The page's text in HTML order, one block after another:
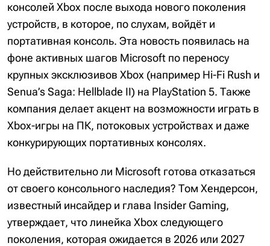
консолей Xbox после выхода нового поколения
устройств, в которое, по слухам, войдёт и
портативная консоль. Эта новость появилась на
фоне активных шагов Microsoft по переносу
крупных эксклюзивов Xbox (например Hi-Fi Rush и
Senua’s Saga: Hellblade II) на PlayStation 5. Также
компания делает акцент на возможности играть в
Xbox-игры на ПК, потоковых устройствах и даже
конкурирующих портативных консолях.
Но действительно ли Microsoft готова отказаться
от своего консольного наследия? Том Хендерсон,
известный инсайдер и глава Insider Gaming,
утверждает, что линейка Xbox следующего
поколения, которая ожидается в 2026 или 2027